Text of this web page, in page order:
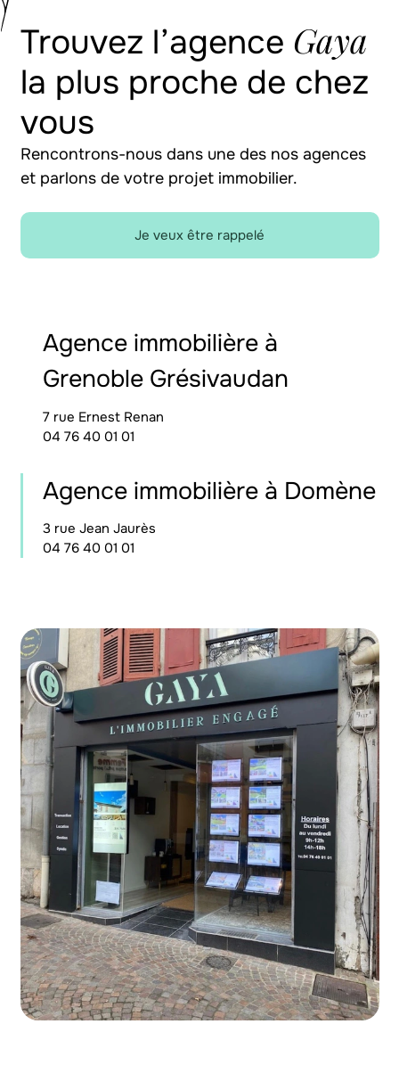
Trouvez l’agence Gaya
la plus proche de chez
vous
Rencontrons-nous dans une des nos agences
et parlons de votre projet immobilier.
Je veux être rappelé
Agence immobilière à
Grenoble Grésivaudan
7 rue Ernest Renan
04 76 40 01 01
Agence immobilière à Domène
3 rue Jean Jaurès
04 76 40 01 01